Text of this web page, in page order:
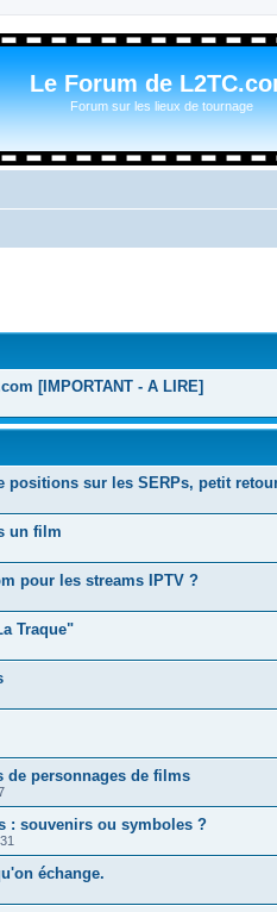
Le Forum de
Forum sur les lieux de tournage
[IMPORTANT - A LIRE]
positions sur les SERPs, petit
un film
pour les streams IPTV ?
Traque"
personnages de films
: souvenirs ou symboles ?
échange.